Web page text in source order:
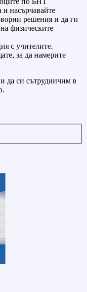
насърчавайте
решения и да ги
физическите
с учителите.
за да намерите
да си сътрудничим в